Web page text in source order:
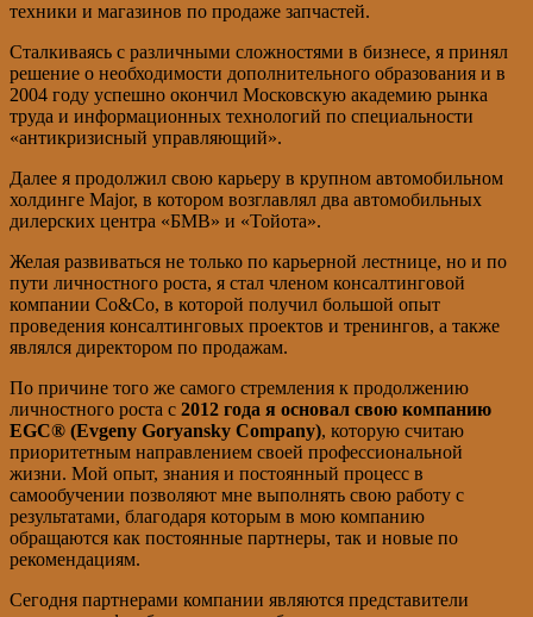
техники и магазинов по продаже запчастей.
Сталкиваясь с различными сложностями в бизнесе, я принял
решение о необходимости дополнительного образования и в
2004 году успешно окончил Московскую академию рынка
труда и информационных технологий по специальности
«антикризисный управляющий».
Далее я продолжил свою карьеру в крупном автомобильном
холдинге Major, в котором возглавлял два автомобильных
дилерских центра «БМВ» и «Тойота».
Желая развиваться не только по карьерной лестнице, но и по
пути личностного роста, я стал членом консалтинговой
компании Co&Co, в которой получил большой опыт
проведения консалтинговых проектов и тренингов, а также
являлся директором по продажам.
По причине того же самого стремления к продолжению
личностного роста с 2012 года я основал свою компанию
EGC®️ (Evgeny Goryansky Company), которую считаю
приоритетным направлением своей профессиональной
жизни. Мой опыт, знания и постоянный процесс в
самообучении позволяют мне выполнять свою работу с
результатами, благодаря которым в мою компанию
обращаются как постоянные партнеры, так и новые по
рекомендациям.
Сегодня партнерами компании являются представители